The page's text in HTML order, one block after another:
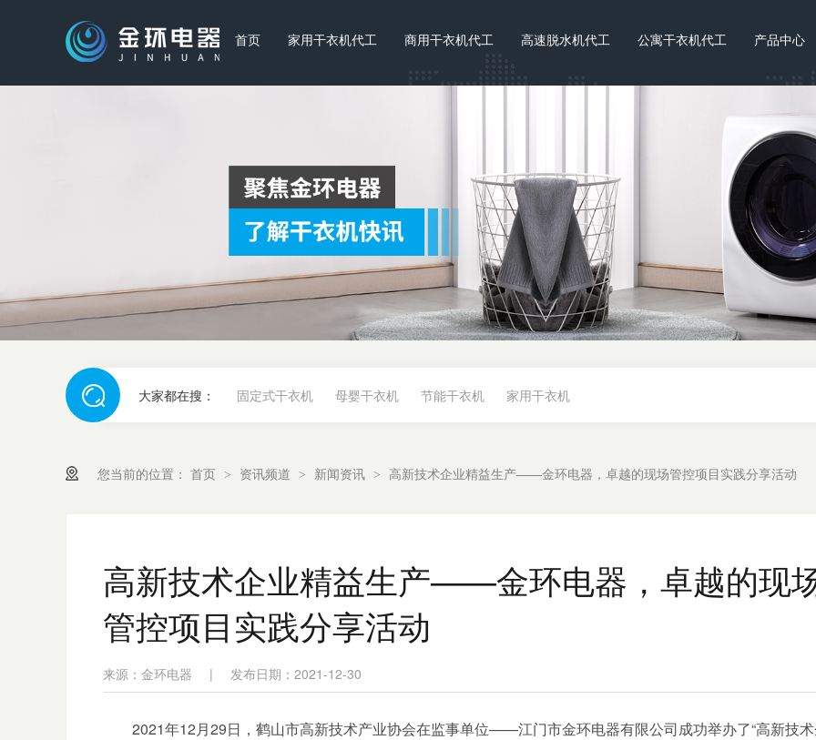
首页 家用干衣机代工 商用干衣机代工 高速脱水机代工 公寓干衣机代工 产品中心
大家都在搜： 固定式干衣机 母婴干衣机 节能干衣机 家用干衣机
您当前的位置： 首页 > 资讯频道 > 新闻资讯 > 高新技术企业精益生产——金环电器，卓越的现场管控项目实践分享活动
高新技术企业精益生产——金环电器，卓越的现
管控项目实践分享活动
来源：金环电器 | 发布日期：2021-12-30
2021年12月29日，鹤山市高新技术产业协会在监事单位——江门市金环电器有限公司成功举办了“高新技